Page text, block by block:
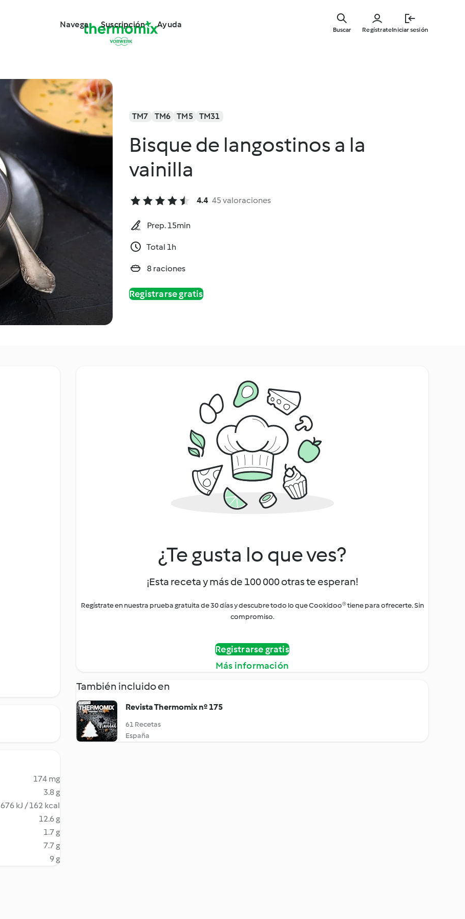
Navega Suscripción Ayuda
RegístrateIniciar sesión
Buscar
TM7 TM6 TM5 TM31
Bisque de langostinos a la
vainilla
4.4 45 valoraciones
Prep. 15min
Total 1h
8 raciones
Registrarse gratis
174 mg
3.8 g
676 kJ / 162 kcal
12.6 g
1.7 g
7.7 g
9 g
¿Te gusta lo que ves?
¡Esta receta y más de 100 000 otras te esperan!
Regístrate en nuestra prueba gratuita de 30 días y descubre todo lo que Cookidoo® tiene para ofrecerte. Sin
compromiso.
Registrarse gratis
Más información
También incluido en
Revista Thermomix nº 175
61 Recetas
España